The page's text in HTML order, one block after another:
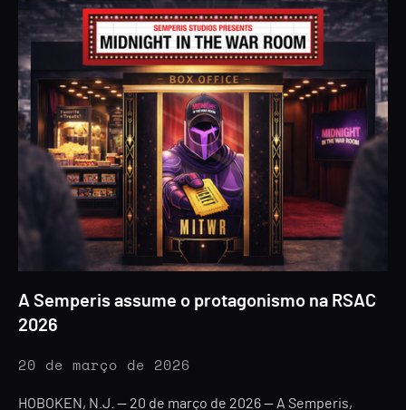
A Semperis assume o protagonismo na RSAC
2026
20 de março de 2026
HOBOKEN, N.J. — 20 de março de 2026 — A Semperis,